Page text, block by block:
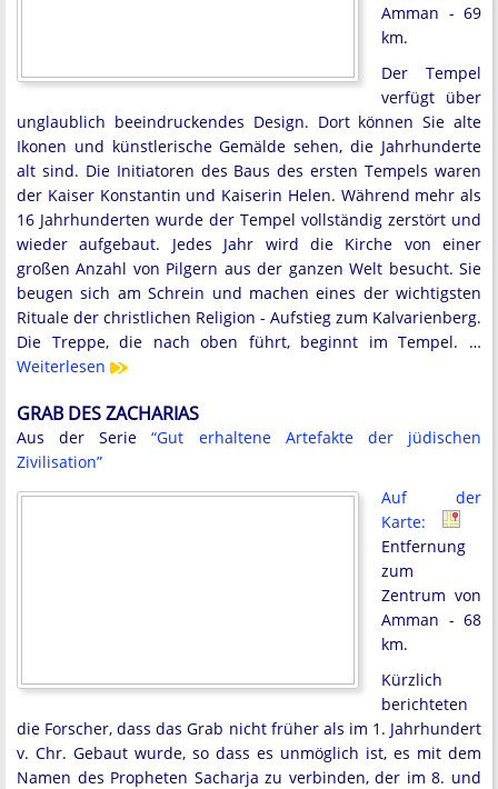
Amman - 69
km.
Der Tempel
verfügt über
unglaublich beeindruckendes Design. Dort können Sie alte
Ikonen und künstlerische Gemälde sehen, die Jahrhunderte
alt sind. Die Initiatoren des Baus des ersten Tempels waren
der Kaiser Konstantin und Kaiserin Helen. Während mehr als
16 Jahrhunderten wurde der Tempel vollständig zerstört und
wieder aufgebaut. Jedes Jahr wird die Kirche von einer
großen Anzahl von Pilgern aus der ganzen Welt besucht. Sie
beugen sich am Schrein und machen eines der wichtigsten
Rituale der christlichen Religion - Aufstieg zum Kalvarienberg.
Die Treppe, die nach oben führt, beginnt im Tempel. …
Weiterlesen
GRAB DES ZACHARIAS
Aus der Serie“Gut erhaltene Artefakte der jüdischen
Zivilisation”
Auf der
Karte:
Entfernung
zum
Zentrum von
Amman - 68
km.
Kürzlich
berichteten
die Forscher, dass das Grab nicht früher als im 1. Jahrhundert
v. Chr. Gebaut wurde, so dass es unmöglich ist, es mit dem
Namen des Propheten Sacharja zu verbinden, der im 8. und